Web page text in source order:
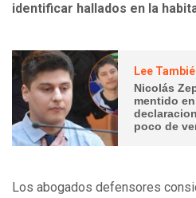
identificar hallados en la
Lee
Nicolás
mentido
poco de
Los abogados defensores